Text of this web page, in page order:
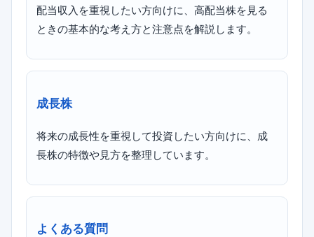
配当収入を重視したい方向けに、高配当株を見る
ときの基本的な考え方と注意点を解説します。
成長株
将来の成長性を重視して投資したい方向けに、成
長株の特徴や見方を整理しています。
よくある質問